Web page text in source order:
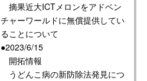
摘果近大ICTメロンをアドベン
チャーワールドに無償提供してい
ることについて
●2023/6/15
開拓情報
うどんこ病の新防除法発見につ